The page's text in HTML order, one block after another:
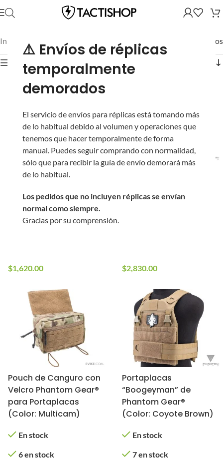
⚠️ Envíos de réplicas
temporalmente
demorados
El servicio de envíos para réplicas está tomando más
de lo habitual debido al volumen y operaciones que
tenemos que hacer temporalmente de forma
manual. Puedes seguir comprando con normalidad,
sólo que para recibir la guía de envío demorará más
de lo habitual.
Los pedidos que no incluyen réplicas se envían
normal como siempre.
Gracias por su comprensión.
Inicio Mostrando los 17 resultados
Mostrar filtros
Portaplacas “Wraith”
(Color: Negro, Talla:
Grande)
$1,620.00
Magnéticas QD
$2,830.00
Pouch de Canguro con
Velcro Phantom Gear®
para Portaplacas
(Color: Multicam)
En stock
6 en stock
Portaplacas
“Boogeyman” de
Phantom Gear®
(Color: Coyote Brown)
En stock
7 en stock